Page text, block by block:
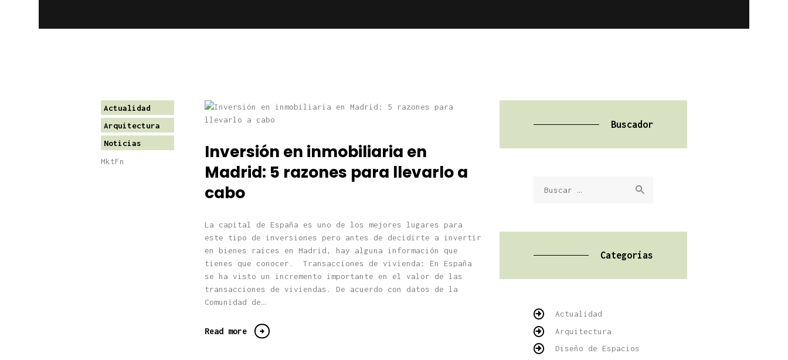
Actualidad
Arquitectura
Noticias
MktFn
Inversión en inmobiliaria en
Madrid: 5 razones para llevarlo a
cabo
La capital de España es uno de los mejores lugares para
este tipo de inversiones pero antes de decidirte a invertir
en bienes raíces en Madrid, hay alguna información que
tienes que conocer. Transacciones de vivienda: En España
se ha visto un incremento importante en el valor de las
transacciones de viviendas. De acuerdo con datos de la
Comunidad de…
Read more
Buscador
Categorías
Actualidad
Arquitectura
Diseño de Espacios